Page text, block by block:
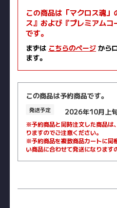
この商品は「マクロス魂
ス』および『プレミアムコ
です。
まずは こちらのページ から
ます。
この商品は予約商品です。
発送予定 2026年10月上
※予約商品と同時注文した商品は
りますのでご注意ください。
※予約商品を複数商品カートに同
い商品に合わせて発送になります